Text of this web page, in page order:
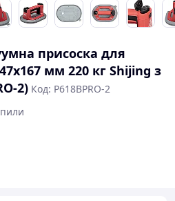
присоска для
мм 220 кг Shijing з
2) Код: P618BPRO-2